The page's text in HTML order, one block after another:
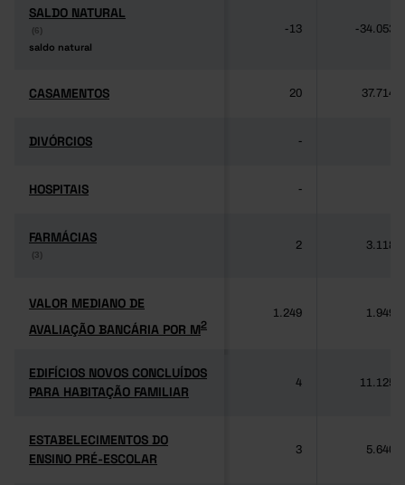
SALDO NATURAL
(6)
saldo natural
SALDO NATURAL
(6)
saldo natural
-13 -34.053
CASAMENTOS
CASAMENTOS 20 37.714
DIVÓRCIOS
DIVÓRCIOS -
HOSPITAIS
HOSPITAIS -
FARMÁCIAS
(3)
FARMÁCIAS
(3)
2 3.118
VALOR MEDIANO DE
AVALIAÇÃO BANCÁRIA POR M2
VALOR MEDIANO DE
AVALIAÇÃO BANCÁRIA POR M2
1.249 1.949
EDIFÍCIOS NOVOS CONCLUÍDOS
PARA HABITAÇÃO FAMILIAR
EDIFÍCIOS NOVOS CONCLUÍDOS
PARA HABITAÇÃO FAMILIAR
4 11.125
ESTABELECIMENTOS DO
ENSINO PRÉ-ESCOLAR
ESTABELECIMENTOS DO
ENSINO PRÉ-ESCOLAR
3 5.640